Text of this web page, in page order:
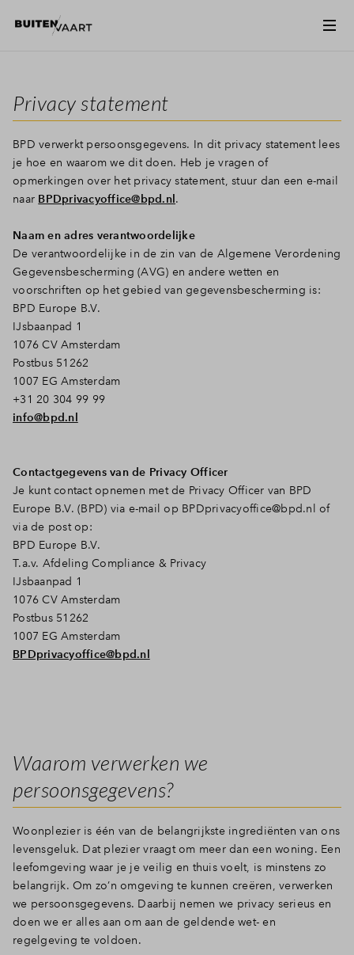
Privacy statement
BPD verwerkt persoonsgegevens. In dit privacy statement lees
je hoe en waarom we dit doen. Heb je vragen of
opmerkingen over het privacy statement, stuur dan een e-mail
naar BPDprivacyoffice@bpd.nl.
Naam en adres verantwoordelijke
De verantwoordelijke in de zin van de Algemene Verordening
Gegevensbescherming (AVG) en andere wetten en
voorschriften op het gebied van gegevensbescherming is:
BPD Europe B.V.
IJsbaanpad 1
1076 CV Amsterdam
Postbus 51262
1007 EG Amsterdam
+31 20 304 99 99
info@bpd.nl
Contactgegevens van de Privacy Officer
Je kunt contact opnemen met de Privacy Officer van BPD
Europe B.V. (BPD) via e-mail op BPDprivacyoffice@bpd.nl of
via de post op:
BPD Europe B.V.
T.a.v. Afdeling Compliance & Privacy
IJsbaanpad 1
1076 CV Amsterdam
Postbus 51262
1007 EG Amsterdam
BPDprivacyoffice@bpd.nl
Waarom verwerken we
persoonsgegevens?
Woonplezier is één van de belangrijkste ingrediënten van ons
levensgeluk. Dat plezier vraagt om meer dan een woning. Een
leefomgeving waar je je veilig en thuis voelt, is minstens zo
belangrijk. Om zo’n omgeving te kunnen creëren, verwerken
we persoonsgegevens. Daarbij nemen we privacy serieus en
doen we er alles aan om aan de geldende wet- en
regelgeving te voldoen.